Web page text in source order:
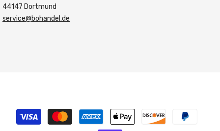
44147 Dortmund
service@bohandel.de
Zahlungsmethoden